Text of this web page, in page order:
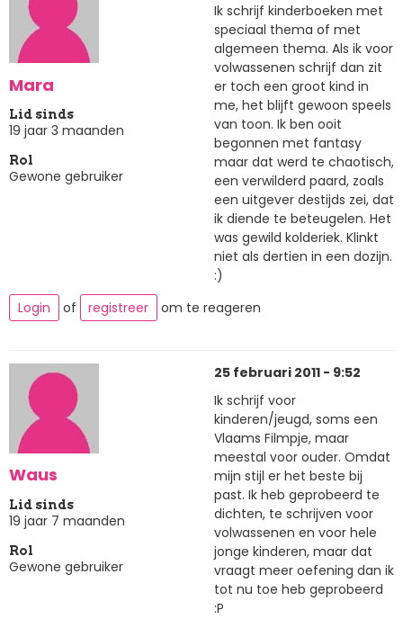
Mara
Lid sinds
19 jaar 3 maanden
Rol
Gewone gebruiker
Ik schrijf kinderboeken met
speciaal thema of met
algemeen thema. Als ik voor
volwassenen schrijf dan zit
er toch een groot kind in
me, het blijft gewoon speels
van toon. Ik ben ooit
begonnen met fantasy
maar dat werd te chaotisch,
een verwilderd paard, zoals
een uitgever destijds zei, dat
ik diende te beteugelen. Het
was gewild kolderiek. Klinkt
niet als dertien in een dozijn.
:)
Login
of registreer om te reageren
Waus
Lid sinds
19 jaar 7 maanden
Rol
Gewone gebruiker
25 februari 2011 - 9:52
Ik schrijf voor
kinderen/jeugd, soms een
Vlaams Filmpje, maar
meestal voor ouder. Omdat
mijn stijl er het beste bij
past. Ik heb geprobeerd te
dichten, te schrijven voor
volwassenen en voor hele
jonge kinderen, maar dat
vraagt meer oefening dan ik
tot nu toe heb geprobeerd
:P